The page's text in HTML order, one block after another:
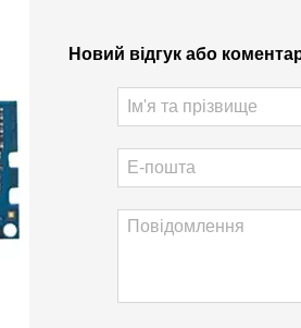
Новий відгук або